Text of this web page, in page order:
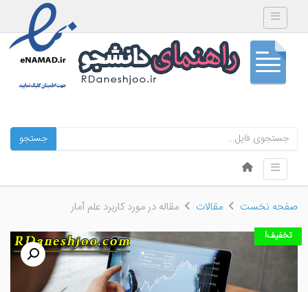
Toggle navigation
جستجو
Menu
Skip to content
Toggle navigation
صفحه نخست مقالات مقاله در مورد کاربرد علم آمار
تخفیف!